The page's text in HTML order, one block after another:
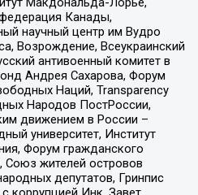
Канады,
научный центр им Вудро
Возрождение, Всеукраинский
антивоенный комитет в
Андрея Сахарова, Форум
Наций, Transparеncy
Народов ПостРоссии,
движением в России –
университет, Институт
Форум гражданского
Союз жителей островов
депутатов, Гринпис